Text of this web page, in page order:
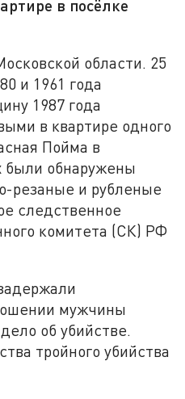
в посёлке
области. 25
и 1961 года
1987 года
в квартире одного
Пойма в
были обнаружены
резаные и рубленые
следственное
комитета (СК) РФ
мужчины
об убийстве.
тройного убийства